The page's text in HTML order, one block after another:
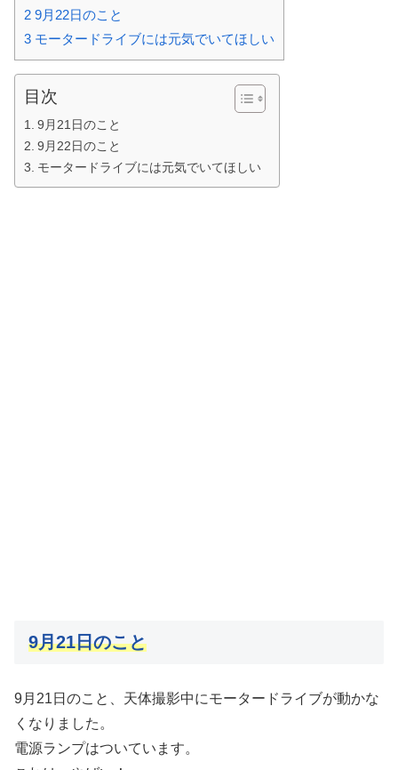
2 9月22日のこと
3 モータードライブには元気でいてほしい
目次
9月21日のこと
9月22日のこと
モータードライブには元気でいてほしい
9月21日のこと
9月21日のこと、天体撮影中にモータードライブが動かな
くなりました。
電源ランプはついています。